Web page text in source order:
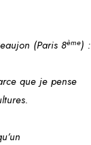
(Paris 8ème) :
que je pense